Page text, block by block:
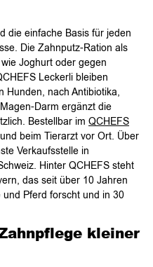
die einfache Basis für jeden
Die Zahnputz-Ration als
Joghurt oder gegen
Leckerli bleiben
Hunden, nach Antibiotika,
Darm ergänzt die
Bestellbar im QCHEFS
beim Tierarzt vor Ort. Über
Verkaufsstelle in
Hinter QCHEFS steht
das seit über 10 Jahren
Pferd forscht und in 30
kleiner